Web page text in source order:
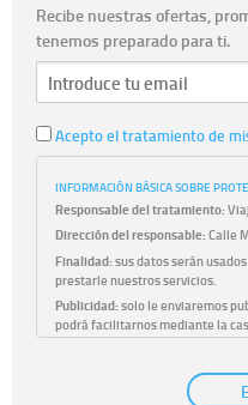
Recibe nuestras ofertas,
tenemos preparado para ti.
Acepto el tratamiento de
INFORMACIÓN BÁSICA SOBRE
Responsable del tratamiento:
Dirección del responsable:Calle
Finalidad:sus datos serán
prestarle nuestros servicios.
Publicidad:solo le enviaremos
podrá facilitarnos mediante la
efecto.
únicamente
previo, que podrá facilitarnos